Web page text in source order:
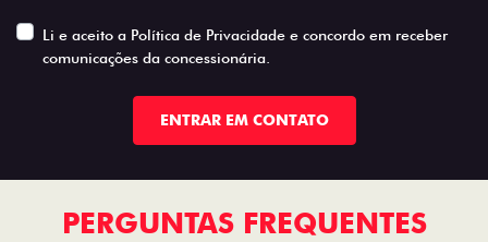
Li e aceito a Política de Privacidade e concordo em receber
comunicações da concessionária.
ENTRAR EM CONTATO
PERGUNTAS FREQUENTES